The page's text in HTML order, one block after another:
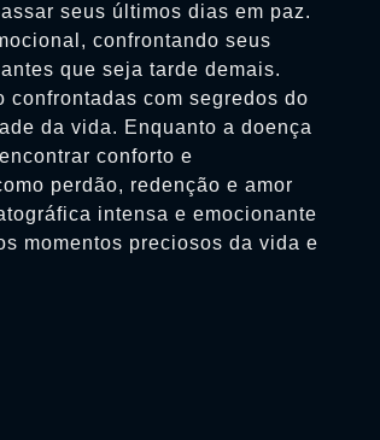
seus últimos dias em paz.
confrontando seus
que seja tarde demais.
com segredos do
da vida. Enquanto a doença
conforto e
perdão, redenção e amor
intensa e emocionante
momentos preciosos da vida e